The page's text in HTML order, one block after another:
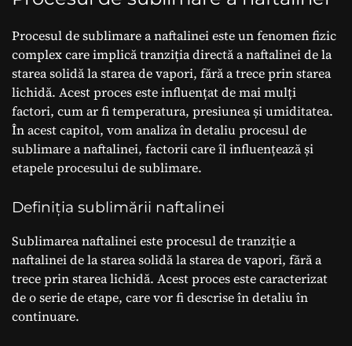
Procesul de sublimare a naftalinei este un fenomen fizic
complex care implică tranziția directă a naftalinei de la
starea solidă la starea de vapori, fără a trece prin starea
lichidă. Acest proces este influențat de mai mulți
factori, cum ar fi temperatura, presiunea și umiditatea.
În acest capitol, vom analiza în detaliu procesul de
sublimare a naftalinei, factorii care îl influențează și
etapele procesului de sublimare.
Definiția sublimării naftalinei
Sublimarea naftalinei este procesul de tranziție a
naftalinei de la starea solidă la starea de vapori, fără a
trece prin starea lichidă. Acest proces este caracterizat
de o serie de etape, care vor fi descrise în detaliu în
continuare.